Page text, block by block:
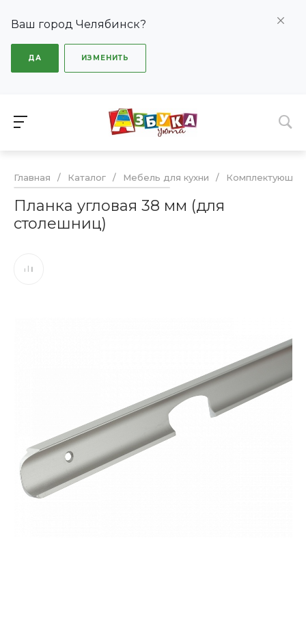
Ваш город Челябинск?
ДА ИЗМЕНИТЬ
Главная / Каталог / Мебель для кухни / Комплектующие
Планка угловая 38 мм (для
столешниц)